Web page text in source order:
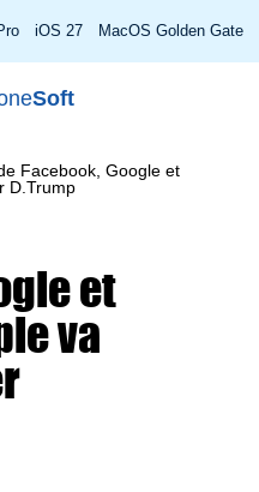
iOS 27 MacOS Golden Gate
Soft
Facebook, Google et
D.Trump
et
va